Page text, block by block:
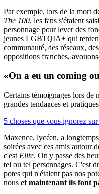
Par exemple, lors de la mort
The 100, les fans s'étaient
personnage pour lever des
jeunes LGBTQIA+ qui
communauté, des réseaux,
oppositions franches,
«On a eu un coming
Certains témoignages lors de
grandes tendances et
5 choses que vous ignorez
Maxence, lycéen, a
soirées avec ces amis autour
c'est Elite. On y passe des
tel ou tel personnages. C'est
potes qui n'étaient pas nos
nous et maintenant ils font